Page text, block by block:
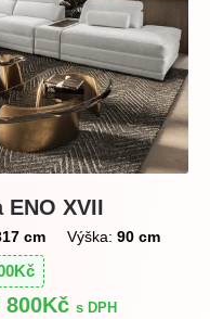
XVII
cm Výška: 90 cm
Kč
800Kč s DPH